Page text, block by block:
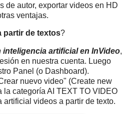
de autor, exportar videos en HD
ventajas.
partir de textos?
artificial en InVideo,
en nuestra cuenta. Luego
Panel (o Dashboard).
nuevo video" (Create new
la categoría AI TEXT TO VIDEO
artificial videos a partir de texto.